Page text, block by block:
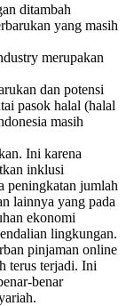
ditambah
yang masih
merupakan
dan potensi
pasok halal (halal
masih
Ini karena
inklusi
peningkatan jumlah
lainnya yang pada
ekonomi
lingkungan.
pinjaman online
terus terjadi. Ini
benar